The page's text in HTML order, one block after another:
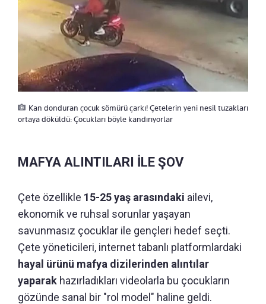
Kan donduran çocuk sömürü çarkı! Çetelerin yeni nesil tuzakları
ortaya döküldü: Çocukları böyle kandırıyorlar
MAFYA ALINTILARI İLE ŞOV
Çete özellikle 15-25 yaş arasındaki ailevi,
ekonomik ve ruhsal sorunlar yaşayan
savunmasız çocuklar ile gençleri hedef seçti.
Çete yöneticileri, internet tabanlı platformlardaki
hayal ürünü mafya dizilerinden alıntılar
yaparak hazırladıkları videolarla bu çocukların
gözünde sanal bir "rol model" haline geldi.